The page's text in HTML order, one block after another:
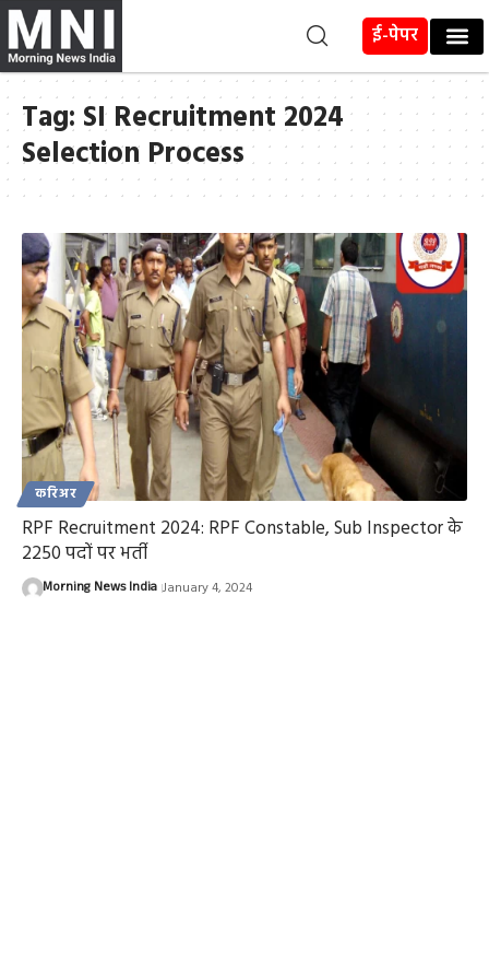
ई-पेपर
Tag: SI Recruitment 2024
Selection Process
करिअर
RPF Recruitment 2024: RPF Constable, Sub Inspector के
2250 पदों पर भर्ती
Morning News India January 4, 2024